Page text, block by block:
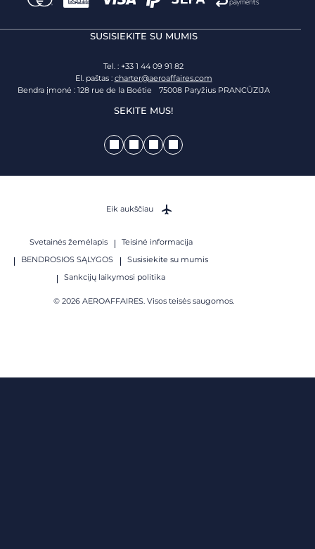
SUSISIEKITE SU MUMIS
Tel. : +33 1 44 09 91 82
El. paštas : charter@aeroaffaires.com
Bendra įmonė : 128 rue de la Boétie 75008 Paryžius PRANCŪZIJA
SEKITE MUS!
Svetainės žemėlapis
Teisinė informacija
BENDROSIOS SĄLYGOS
Susisiekite su mumis
Sankcijų laikymosi politika
© 2026 AEROAFFAIRES. Visos teisės saugomos.
Eik aukščiau